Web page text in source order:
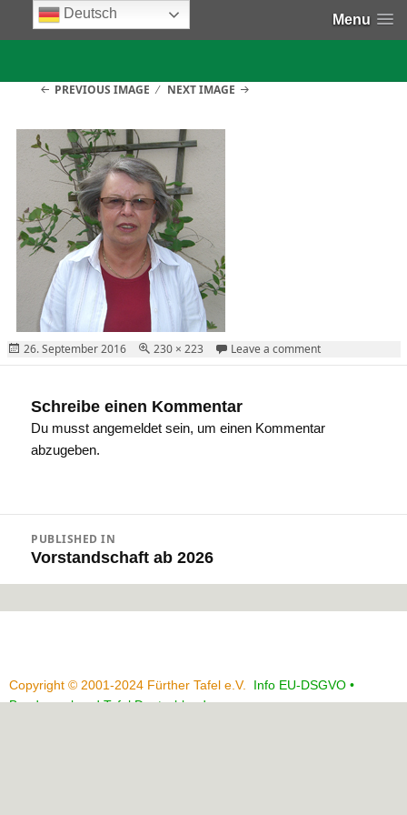
Menu
PREVIOUS IMAGE NEXT IMAGE
Posted
on
26. September 2016
Full
size
230 × 223 Leave a commenton
Schreibe einen Kommentar
Du musstangemeldet sein, um einen Kommentar
abzugeben.
PUBLISHED IN
Vorstandschaft ab 2026
Copyright © 2001-2024 Fürther Tafel e.V. Info EU-DSGVO •
Bundesverband Tafel Deutschland
Deutsch